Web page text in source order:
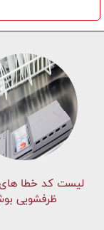
لیست کد خطا
ظرفشویی